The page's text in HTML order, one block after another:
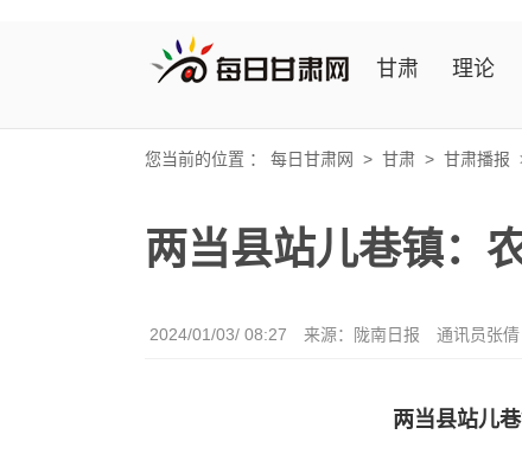
甘肃 理论
您当前的位置 ： 每日甘肃网 > 甘肃 > 甘肃播报
两当县站儿巷镇：
2024/01/03/ 08:27 来源：陇南日报 通讯员张倩
两当县站儿